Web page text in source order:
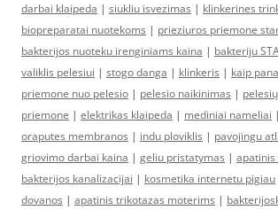
darbai klaipeda | siukliu isvezimas | klinkerines
biopreparatai nuotekoms | prieziuros priemone
bakterijos nuoteku irenginiams kaina | bakteriju
valiklis pelesiui | stogo danga | klinkeris | kaip
priemone nuo pelesio | pelesio naikinimas |
priemone | elektrikas klaipeda | mediniai nameliai |
oraputes membranos | indu ploviklis | pavojingu
griovimo darbai kaina | geliu pristatymas | apatinis
bakterijos kanalizacijai | kosmetika internetu pigiau
dovanos | apatinis trikotazas moterims |